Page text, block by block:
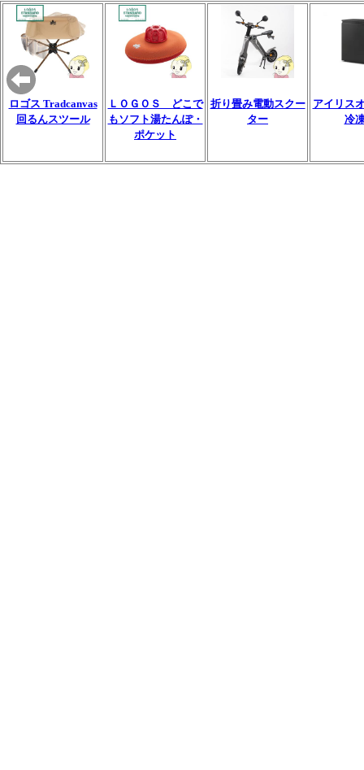
ロゴス Tradcanvas
回るんスツール
ＬＯＧＯＳ どこで
もソフト湯たんぽ・
ポケット
折り畳み電動スクー
ター
アイリス
冷